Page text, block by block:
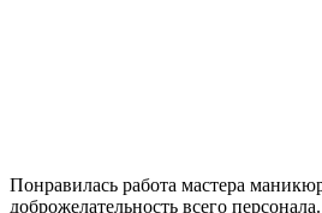
Понравилась работа мастера
доброжелательность всего